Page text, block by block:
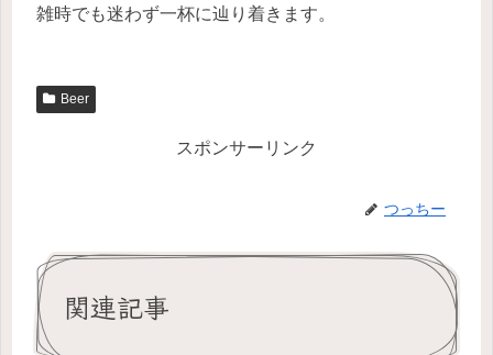
雑時でも迷わず一杯に辿り着きます。
Beer
スポンサーリンク
つっちー
関連記事